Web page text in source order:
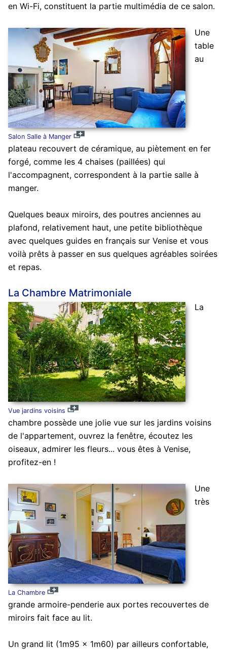
en Wi-Fi, constituent la partie multimédia de ce salon.
Salon Salle à Manger
Une
table
au
plateau recouvert de céramique, au piètement en fer
forgé, comme les 4 chaises (paillées) qui
l'accompagnent, correspondent à la partie salle à
manger.
Quelques beaux miroirs, des poutres anciennes au
plafond, relativement haut, une petite bibliothèque
avec quelques guides en français sur Venise et vous
voilà prêts à passer en sus quelques agréables soirées
et repas.
La Chambre Matrimoniale
Vue jardins voisins
La
chambre possède une jolie vue sur les jardins voisins
de l'appartement, ouvrez la fenêtre, écoutez les
oiseaux, admirer les fleurs... vous êtes à Venise,
profitez-en !
La Chambre
Une
très
grande armoire-penderie aux portes recouvertes de
miroirs fait face au lit.
Un grand lit (1m95 x 1m60) par ailleurs confortable,